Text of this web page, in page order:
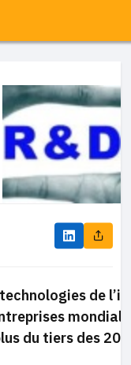
de
du tiers des